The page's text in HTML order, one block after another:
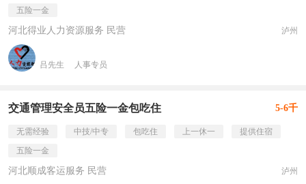
五险一金
河北得业人力资源服务 民营 泸州
吕先生 人事专员
交通管理安全员五险一金包吃住 5-6千
无需经验 中技/中专 包吃住 上一休一
提供住宿
五险一金
河北顺成客运服务 民营 泸州